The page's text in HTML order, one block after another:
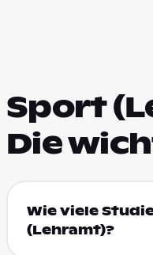
Sport
Die
Wie viele
(Lehramt)?